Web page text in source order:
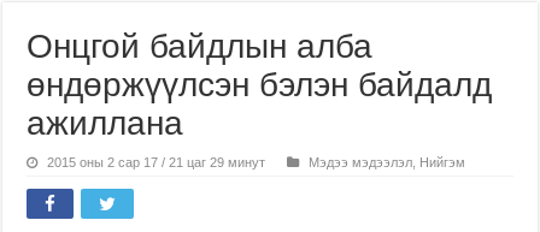
Онцгой байдлын алба
өндөржүүлсэн бэлэн байдалд
ажиллана
2015 оны 2 сар 17 / 21 цаг 29 минут Мэдээ мэдээлэл Нийгэм